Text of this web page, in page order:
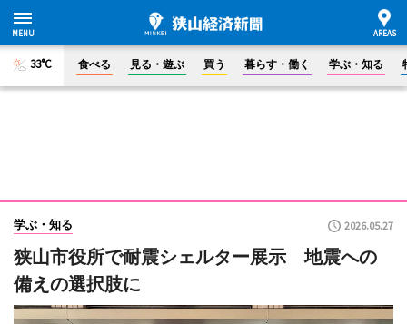
33°C 食べる 見る・遊ぶ 買う 暮らす・働く 学ぶ・知る
学ぶ・知る 2026.05.27
狭山市役所で耐震シェルター展示 地震への
備えの選択肢に